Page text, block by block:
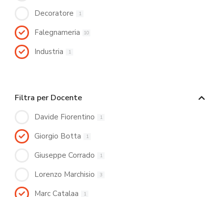
Decoratore 1
Falegnameria 10
Industria 1
Filtra per Docente
Davide Fiorentino 1
Giorgio Botta 1
Giuseppe Corrado 1
Lorenzo Marchisio 3
Marc Catalaa 1